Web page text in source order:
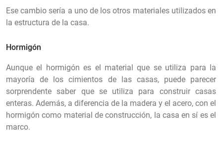
Ese cambio sería a uno de los otros materiales utilizados en
la estructura de la casa.
Hormigón
Aunque el hormigón es el material que se utiliza para la
mayoría de los cimientos de las casas, puede parecer
sorprendente saber que se utiliza para construir casas
enteras. Además, a diferencia de la madera y el acero, con el
hormigón como material de construcción, la casa en sí es el
marco.